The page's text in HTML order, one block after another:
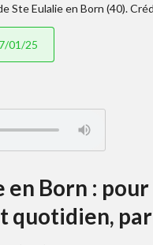
Ste Eulalie en Born (40).
01/25
en Born :
quotidien,